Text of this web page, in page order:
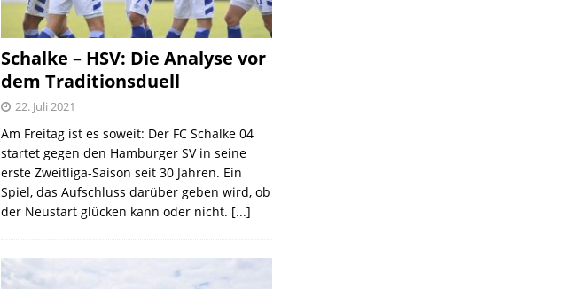
Schalke – HSV: Die Analyse vor
dem Traditionsduell
22. Juli 2021
Am Freitag ist es soweit: Der FC Schalke 04
startet gegen den Hamburger SV in seine
erste Zweitliga-Saison seit 30 Jahren. Ein
Spiel, das Aufschluss darüber geben wird, ob
der Neustart glücken kann oder nicht. [...]